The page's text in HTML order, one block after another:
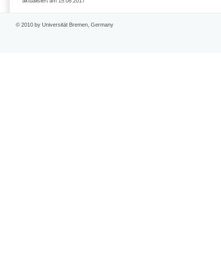
© 2010 by Universität Bremen, Germany